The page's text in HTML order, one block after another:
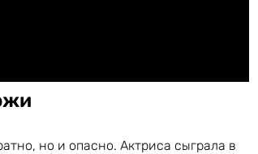
но и опасно. Актриса сыграла в